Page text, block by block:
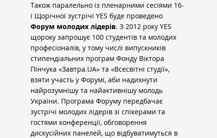
Також паралельно із пленарними сесіями 16-
ї Щорічної зустрічі YES буде проведено
Форум молодих лідерів. З 2012 року YES
щороку запрошує 100 студентів та молодих
професіоналів, у тому числі випускників
стипендіальних програм Фонду Віктора
Пінчука «Завтра.UA» та «Всесвітні студії»,
взяти участь у Форумі, аби надихнути
найрозумнішу та найактивнішу молодь
України. Програма Форуму передбачає
зустрічі молодих лідерів зі спікерами та
гостями конференції, обговорення
дискусійних панелей, що відбуватимуться в